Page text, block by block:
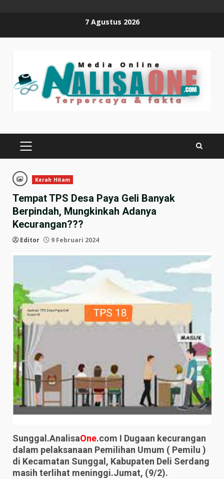
7 Agustus 2026
PRIMARY
Kerah Hitam
Tempat TPS Desa Paya Geli Banyak
Berpindah, Mungkinkah Adanya
Kecurangan???
Editor 9 Februari 2024
Sunggal.AnalisaOne.com I Dugaan kecurangan
dalam pelaksanaan Pemilihan Umum ( Pemilu )
di Kecamatan Sunggal, Kabupaten Deli Serdang
masih terlihat meninggi.Jumat, (9/2).